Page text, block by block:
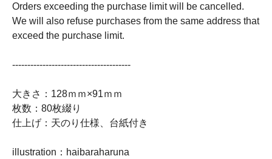
Orders exceeding the purchase limit will be cancelled.
We will also refuse purchases from the same address that
exceed the purchase limit.
---------------------------------------
大きさ：128ｍｍ×91ｍｍ
枚数：80枚綴り
仕上げ：天のり仕様、台紙付き
illustration：haibaraharuna